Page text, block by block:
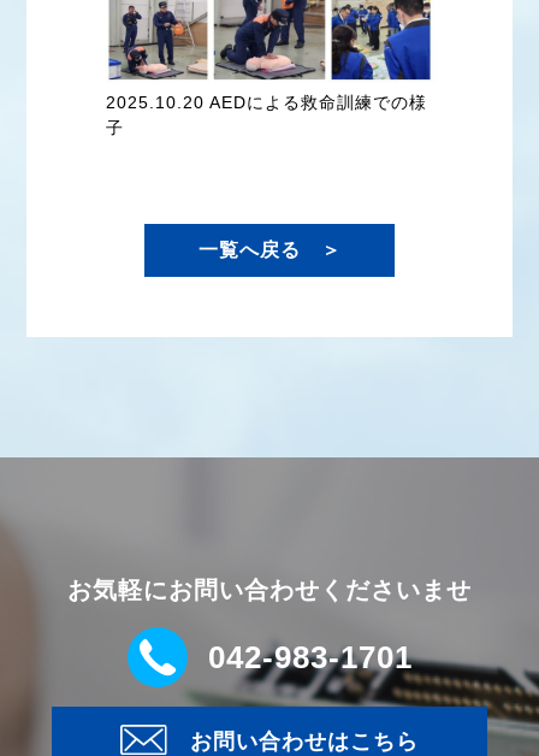
2025.10.20 AEDによる救命訓練での様
子
一覧へ戻る ＞
お気軽にお問い合わせくださいませ
042-983-1701
お問い合わせはこちら